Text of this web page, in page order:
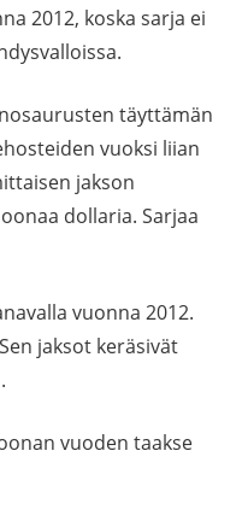
2012, koska sarja ei
täyttämän
vuoksi liian
jakson
dollaria. Sarjaa
vuonna 2012.
jaksot keräsivät
vuoden taakse